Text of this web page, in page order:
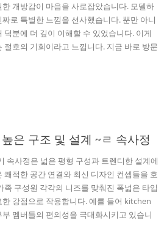
개방감이 마음을 사로잡았습니다. 모델하
로 특별한 느낌을 선사했습니다. 뿐만 아니
분에 더 깊이 이해할 수 있었습니다. 이게
절호의 기회이라고 느낍니다. 지금 바로 방문
은 구조 및 설계 ~ㄹ 속사정
속사정은 넓은 평형 구성과 트렌디한 설계에
쾌적한 공간 연결와 최신 디자인 컨셉들을 호
족 구성원 각각의 니즈를 맞춰진 폭넓은 타입
강점으로 작용합니다. 예를 들어 kitchen
멤버들의 편의성을 극대화시키고 있습니